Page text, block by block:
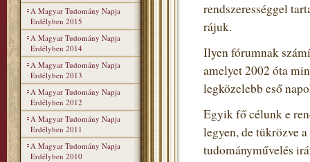
A Magyar Tudomány Napja
Erdélyben 2015
A Magyar Tudomány Napja
Erdélyben 2014
A Magyar Tudomány Napja
Erdélyben 2013
A Magyar Tudomány Napja
Erdélyben 2012
A Magyar Tudomány Napja
Erdélyben 2011
A Magyar Tudomány Napja
Erdélyben 2010
rendszerességgel
rájuk.
Ilyen fórumnak
amelyet 2002 óta
legközelebb eső
Egyik fő célunk e
legyen, de tükrözve
tudományművelés